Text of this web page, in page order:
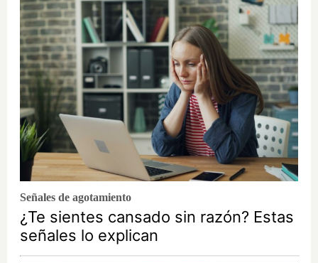
Señales de agotamiento
¿Te sientes cansado sin razón? Estas
señales lo explican